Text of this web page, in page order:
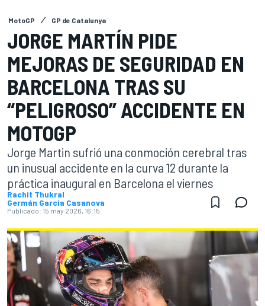
MotoGP GP de Catalunya
JORGE MARTÍN PIDE
MEJORAS DE SEGURIDAD EN
BARCELONA TRAS SU
“PELIGROSO” ACCIDENTE EN
MOTOGP
Jorge Martin sufrió una conmoción cerebral tras
un inusual accidente en la curva 12 durante la
práctica inaugural en Barcelona el viernes
Rachit Thukral
Germán Garcia Casanova
Publicado: 15 may 2026, 16:15